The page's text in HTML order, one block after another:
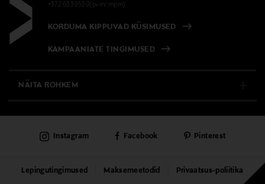
+372 6339539(pvm/mpm)
KORDUMA KIPPUVAD KÜSIMUSED
KAMPAANIATE TINGIMUSED
NÄITA ROHKEM
PÜSIKLIENDITEENINDUS
KAUBAMAJAD
Lepingutingimused Maksemeetodid Privaatsus-poliitika
Instagram Facebook Pinterest